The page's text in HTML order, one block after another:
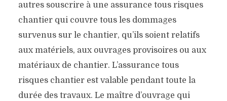
autres souscrire à une assurance tous risques
chantier qui couvre tous les dommages
survenus sur le chantier, qu’ils soient relatifs
aux matériels, aux ouvrages provisoires ou aux
matériaux de chantier. L’assurance tous
risques chantier est valable pendant toute la
durée des travaux. Le maître d’ouvrage qui